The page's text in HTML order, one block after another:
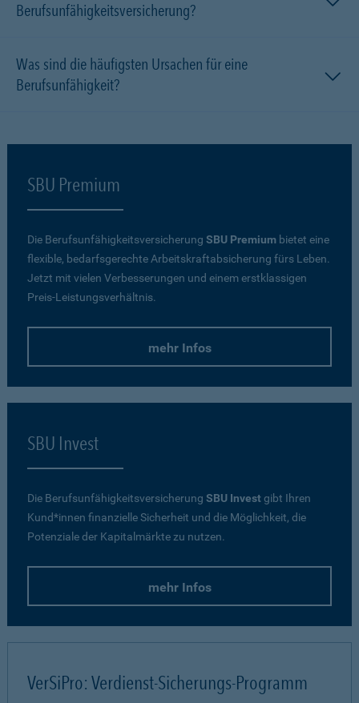
Berufsunfähigkeitsversicherung?
Was sind die häufigsten Ursachen für eine
Berufsunfähigkeit?
SBU Premium
Die Berufsunfähigkeitsversicherung SBU Premium bietet eine
flexible, bedarfsgerechte Arbeitskraftabsicherung fürs Leben.
Jetzt mit vielen Verbesserungen und einem erstklassigen
Preis-Leistungsverhältnis.
mehr Infos
SBU Invest
Die Berufsunfähigkeitsversicherung SBU Investgibt Ihren
Kund*innen finanzielle Sicherheit und die Möglichkeit, die
Potenziale der Kapitalmärkte zu nutzen.
mehr Infos
VerSiPro: Verdienst-Sicherungs-Programm